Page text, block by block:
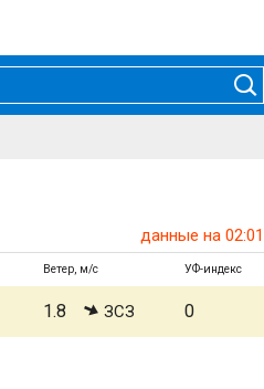
данные на 02:01
Ветер, м/с УФ-индекс
1.8 ЗСЗ 0